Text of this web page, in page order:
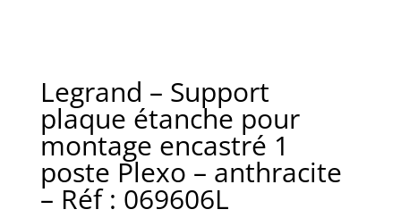
Legrand – Support
plaque étanche pour
montage encastré 1
poste Plexo – anthracite
– Réf : 069606L